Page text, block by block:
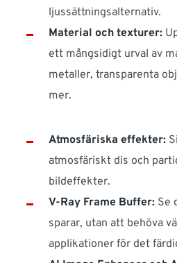
ljussättningsalternativ.
Material och texturer:
ett mångsidigt urval av
metaller, transparenta
mer.
Atmosfäriska effekter:
atmosfäriskt dis och
bildeffekter.
V-Ray Frame Buffer: Se
sparar, utan att behöva
applikationer för det